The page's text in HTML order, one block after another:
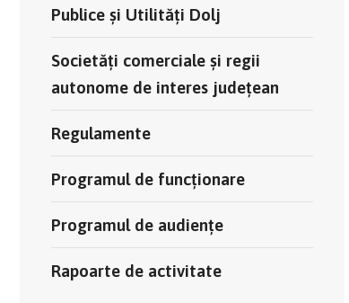
Publice și Utilități Dolj
Societăți comerciale și regii
autonome de interes județean
Regulamente
Programul de funcționare
Programul de audiențe
Rapoarte de activitate